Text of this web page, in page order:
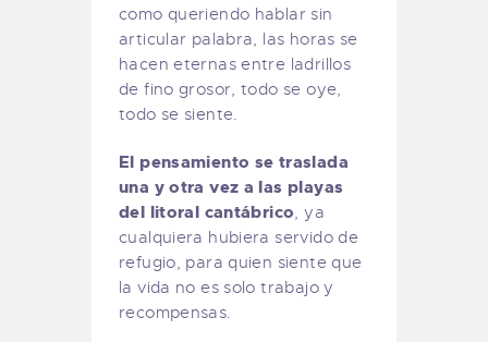
como queriendo hablar sin
articular palabra, las horas se
hacen eternas entre ladrillos
de fino grosor, todo se oye,
todo se siente.
El pensamiento se traslada
una y otra vez a las playas
del litoral cantábrico, ya
cualquiera hubiera servido de
refugio, para quien siente que
la vida no es solo trabajo y
recompensas.